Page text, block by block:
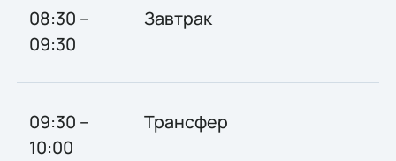
08:30 –
09:30
Завтрак
09:30 –
10:00
Трансфер